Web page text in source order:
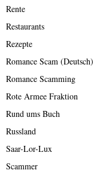
Rente
Restaurants
Rezepte
Romance Scam (Deutsch)
Romance Scamming
Rote Armee Fraktion
Rund ums Buch
Russland
Saar-Lor-Lux
Scammer